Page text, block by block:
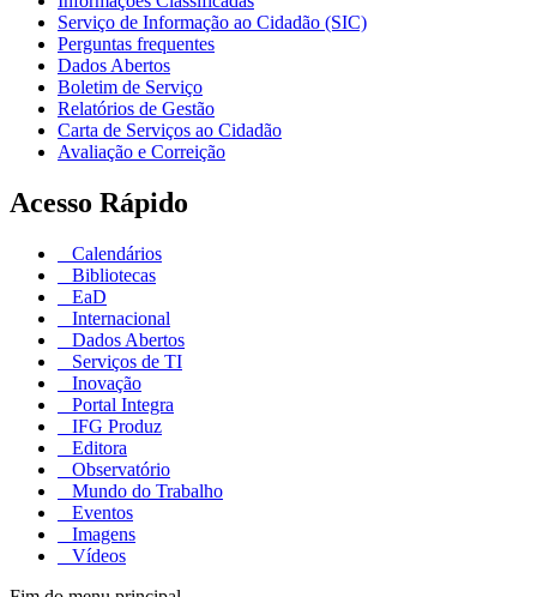
Serviço de Informação ao Cidadão (SIC)
Perguntas frequentes
Dados Abertos
Boletim de Serviço
Relatórios de Gestão
Carta de Serviços ao Cidadão
Avaliação e Correição
Acesso Rápido
Calendários
Bibliotecas
EaD
Internacional
Dados Abertos
Serviços de TI
Inovação
Portal Integra
IFG Produz
Editora
Observatório
Mundo do Trabalho
Eventos
Imagens
Vídeos